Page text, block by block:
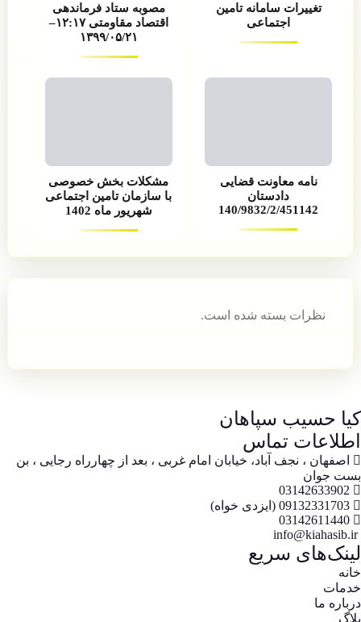
تغییرات سامانه تامین
اجتماعی
مصوبه ستاد فرماندهی
اقتصاد مقاومتی ۱۲:۱۷–
۱۳۹۹/۰۵/۲۱
نامه معاونت قضایی
دادستان
140/9832/2/451142
مشکلات بخش خصوصی
با سازمان تامین اجتماعی
شهریور ماه 1402
نظرات بسته شده است.
کیا حسیب سپاهان
اطلاعات تماس
اصفهان ، نجف آباد، خیابان امام غربی ، بعد از چهارراه رجایی ، بن
بست جوان
03142633902
09132331703 (ایزدی خواه)
03142611440
info@kiahasib.ir
لینک‌های سریع
خانه
خدمات
درباره ما
بلاگ